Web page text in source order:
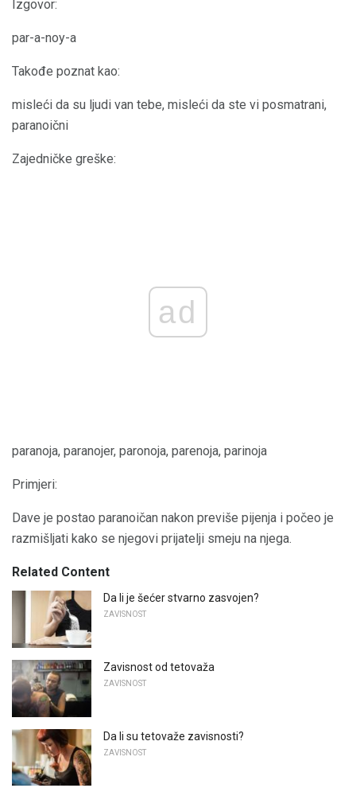
Izgovor:
par-a-noy-a
Takođe poznat kao:
misleći da su ljudi van tebe, misleći da ste vi posmatrani,
paranoični
Zajedničke greške:
ad
paranoja, paranojer, paronoja, parenoja, parinoja
Primjeri:
Dave je postao paranoičan nakon previše pijenja i počeo je
razmišljati kako se njegovi prijatelji smeju na njega.
Related Content
Da li je šećer stvarno zasvojen?
ZAVISNOST
Zavisnost od tetovaža
ZAVISNOST
Da li su tetovaže zavisnosti?
ZAVISNOST